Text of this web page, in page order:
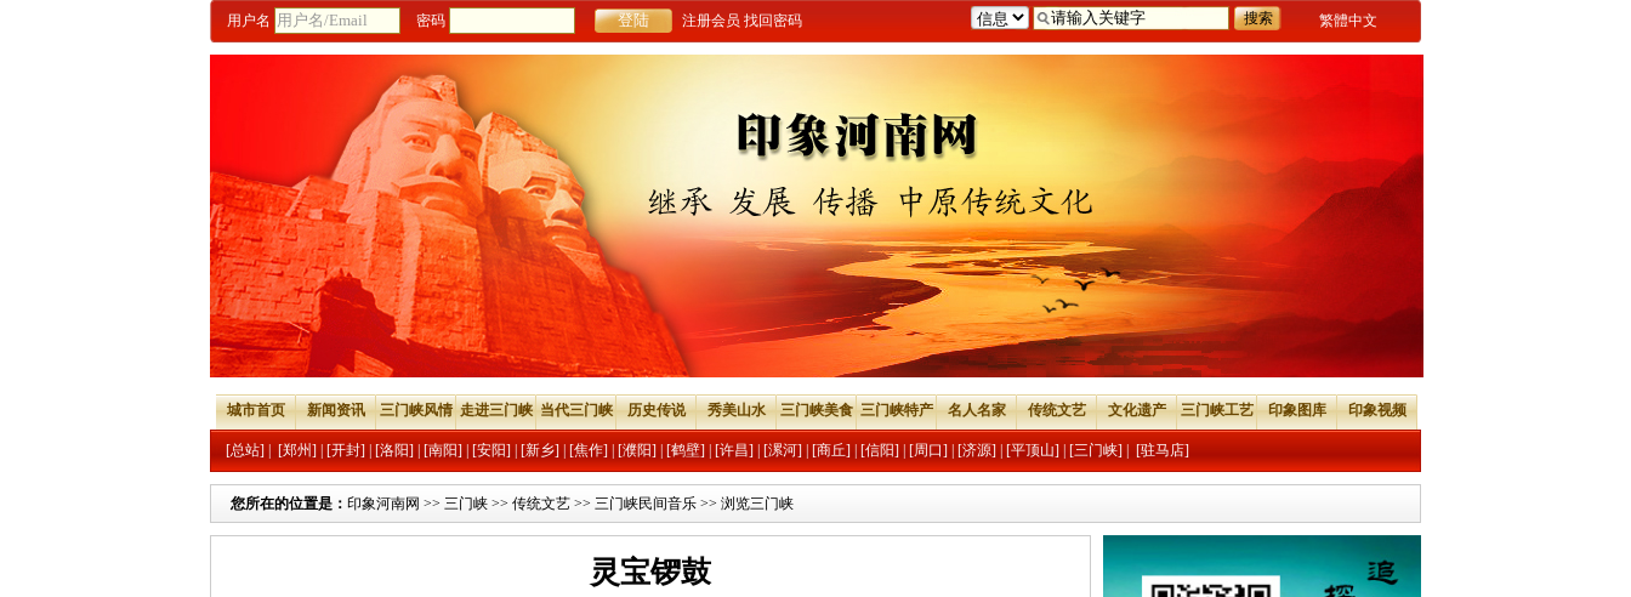
繁體中文
用户名 密码 注册会员 找回密码
城市首页 新闻资讯 三门峡风情 走进三门峡 当代三门峡 历史传说 秀美山水 三门峡美食 三门峡特产 名人名家 传统文艺 文化遗产 三门峡工艺 印象图库 印象视频
[总站] [郑州] [开封] [洛阳] [南阳] [安阳] [新乡] [焦作] [濮阳] [鹤壁] [许昌] [漯河] [商丘] [信阳] [周口] [济源] [平顶山] [三门峡] [驻马店]
您所在的位置是： 印象河南网 >> 三门峡 >> 传统文艺 >> 三门峡民间音乐 >> 浏览三门峡
灵宝锣鼓